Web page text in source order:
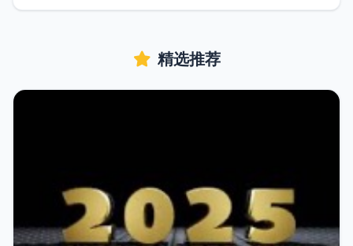
关于购买目前官网在售的只有猫盘 Plus，价格为399元，官网
精选推荐